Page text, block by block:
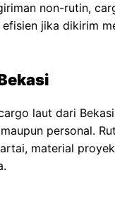
non-rutin,
jika dikirim
laut dari
personal.
material